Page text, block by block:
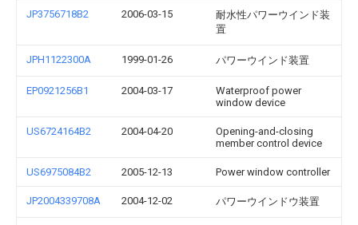
JP3756718B2 2006-03-15
耐水性パワーウインド装
置
JPH1122300A 1999-01-26 パワーウインド装置
EP0921256B1 2004-03-17
Waterproof power
window device
US6724164B2 2004-04-20
Opening-and-closing
member control device
US6975084B2 2005-12-13 Power window controller
JP2004339708A 2004-12-02 パワーウインドウ装置